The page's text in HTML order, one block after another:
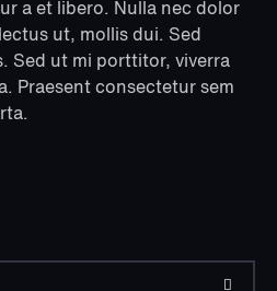
a et libero. Nulla nec dolor
ut, mollis dui. Sed
Sed ut mi porttitor, viverra
Praesent consectetur sem